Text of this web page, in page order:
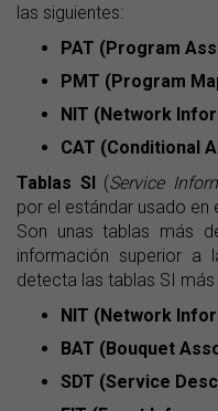
las siguientes:
PAT (Program
PMT (Program
NIT (Network
CAT (Conditional
Tablas SI(Service
por el estándar usado en
Son unas tablas más
información superior a
detecta las tablas SI
NIT (Network
BAT (Bouquet
SDT (Service